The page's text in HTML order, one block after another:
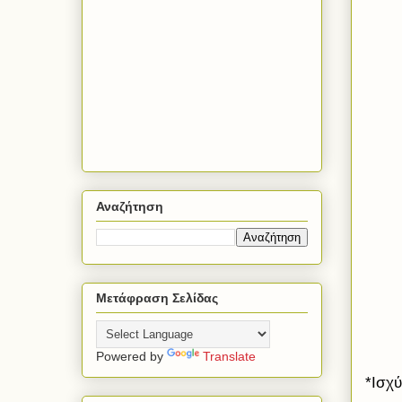
Αναζήτηση
Μετάφραση Σελίδας
Powered by Translate